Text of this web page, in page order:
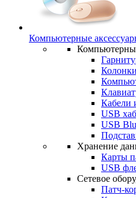
Компьютерные
Кабели
USB
USB
Хранение
Карты
USB
Сетевое
Патч-